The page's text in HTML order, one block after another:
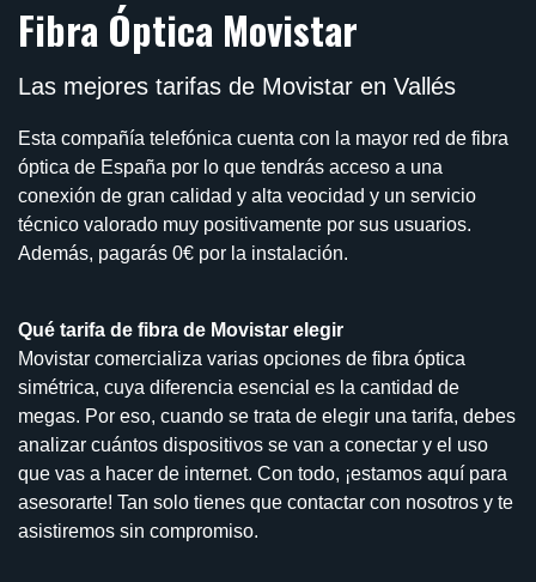
Fibra Óptica Movistar
Las mejores tarifas de Movistar en Vallés
Esta compañía telefónica cuenta con la mayor red de fibra
óptica de España por lo que tendrás acceso a una
conexión de gran calidad y alta veocidad y un servicio
técnico valorado muy positivamente por sus usuarios.
Además, pagarás 0€ por la instalación.
Qué tarifa de fibra de Movistar elegir
Movistar comercializa varias opciones de fibra óptica
simétrica, cuya diferencia esencial es la cantidad de
megas. Por eso, cuando se trata de elegir una tarifa, debes
analizar cuántos dispositivos se van a conectar y el uso
que vas a hacer de internet. Con todo, ¡estamos aquí para
asesorarte! Tan solo tienes que contactar con nosotros y te
asistiremos sin compromiso.